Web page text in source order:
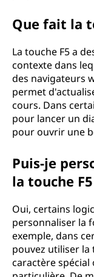
Que fait la
La touche F5 a
contexte dans
des navigateurs
permet
cours. Dans
pour lancer un
pour ouvrir une
Puis-je
la touche
Oui, certains
personnaliser la
exemple, dans
pouvez utiliser la
caractère